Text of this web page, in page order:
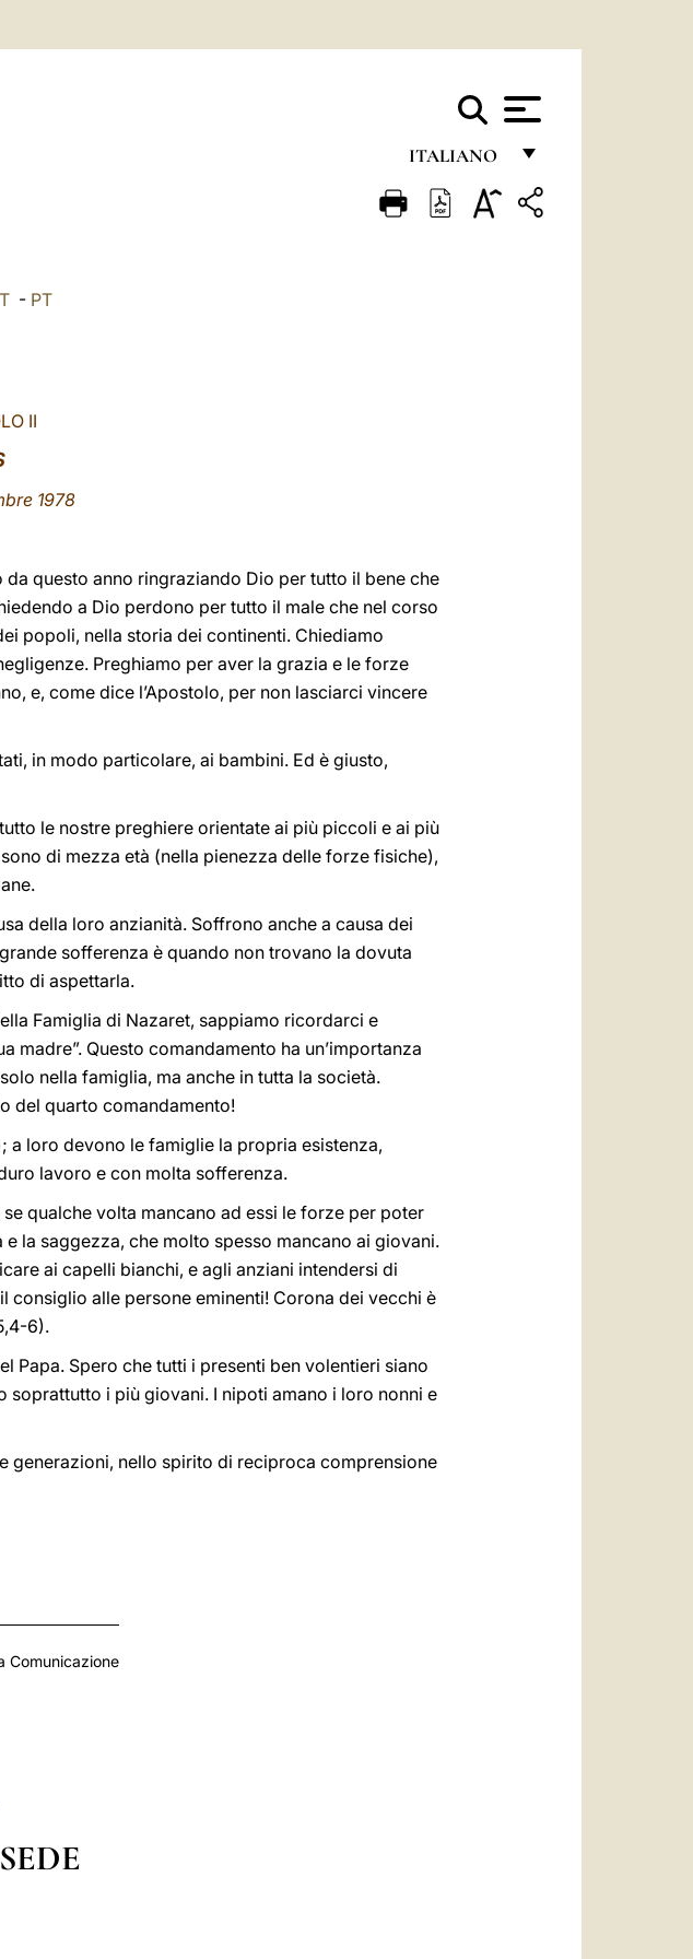
ITALIANO
FRANÇAIS
LATINE
- PT
II
1978
da questo anno ringraziando Dio per tutto il bene che
a Dio perdono per tutto il male che nel corso
popoli, nella storia dei continenti. Chiediamo
Preghiamo per aver la grazia e le forze
e, come dice l’Apostolo, per non lasciarci vincere
in modo particolare, ai bambini. Ed è giusto,
le nostre preghiere orientate ai più piccoli e ai più
di mezza età (nella pienezza delle forze fisiche),
della loro anzianità. Soffrono anche a causa dei
sofferenza è quando non trovano la dovuta
di aspettarla.
Famiglia di Nazaret, sappiamo ricordarci e
madre”. Questo comandamento ha un’importanza
nella famiglia, ma anche in tutta la società.
del quarto comandamento!
a loro devono le famiglie la propria esistenza,
lavoro e con molta sofferenza.
qualche volta mancano ad essi le forze per poter
la saggezza, che molto spesso mancano ai giovani.
ai capelli bianchi, e agli anziani intendersi di
consiglio alle persone eminenti! Corona dei vecchi è
6).
Papa. Spero che tutti i presenti ben volentieri siano
soprattutto i più giovani. I nipoti amano i loro nonni e
generazioni, nello spirito di reciproca comprensione
Comunicazione